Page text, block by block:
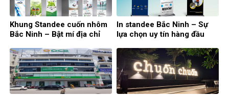
Khung Standee cuốn nhôm
Bắc Ninh – Bật mí địa chỉ
In standee Bắc Ninh – Sự
lựa chọn uy tín hàng đầu